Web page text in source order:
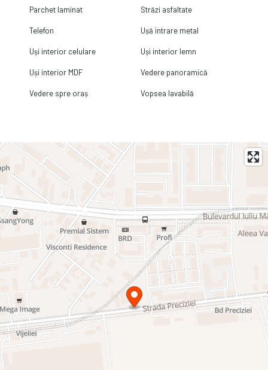
Parchet laminat Străzi asfaltate
Telefon Ușă intrare metal
Uși interior celulare Uși interior lemn
Uși interior MDF Vedere panoramică
Vedere spre oraș Vopsea lavabilă